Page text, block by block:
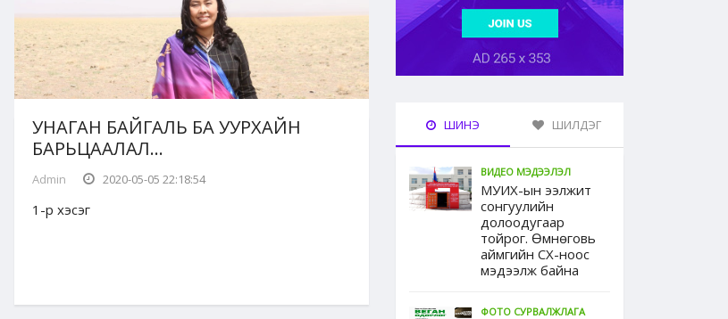
УНАГАН БАЙГАЛЬ БА УУРХАЙН
БАРЬЦААЛАЛ...
Admin 2020-05-05 22:18:54
1-р хэсэг
ШИНЭ ШИЛДЭГ
ВИДЕО МЭДЭЭЛЭЛ
МУИХ-ын ээлжит
сонгуулийн
долоодугаар
тойрог. Өмнөговь
аймгийн СХ-ноос
мэдээлж байна
ФОТО СУРВАЛЖЛАГА